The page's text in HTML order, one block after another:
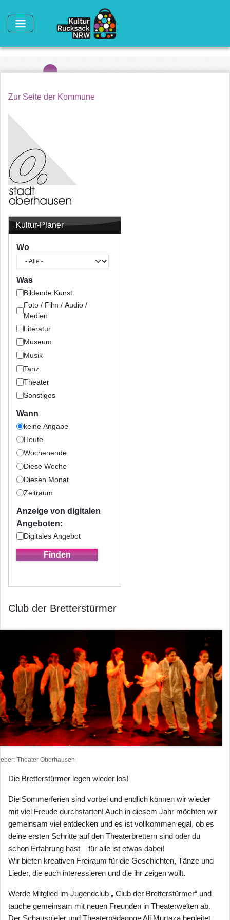
Zur Seite der Kommune
Kultur-Planer
Wo
Was
Bildende Kunst
Foto / Film / Audio /
Medien
Literatur
Museum
Musik
Tanz
Theater
Sonstiges
Wann
keine Angabe
Heute
Wochenende
Diese Woche
Diesen Monat
Zeitraum
Anzeige von digitalen
Angeboten:
Digitales Angebot
Club der Bretterstürmer
Theater Oberhausen
Die Bretterstürmer legen wieder los!
Die Sommerferien sind vorbei und endlich können wir wieder
mit viel Freude durchstarten! Auch in diesem Jahr möchten wir
gemeinsam viel entdecken und es ist vollkommen egal, ob es
deine ersten Schritte auf den Theaterbrettern sind oder du
schon Erfahrung hast – für alle ist etwas dabei!
Wir bieten kreativen Freiraum für die Geschichten, Tänze und
Lieder, die euch interessieren und die ihr zeigen wollt.
Werde Mitglied im Jugendclub „ Club der Bretterstürmer“ und
tauche gemeinsam mit neuen Freunden in Theaterwelten ab.
Der Schauspieler und Theaterpädagoge Ali Murtaza begleitet